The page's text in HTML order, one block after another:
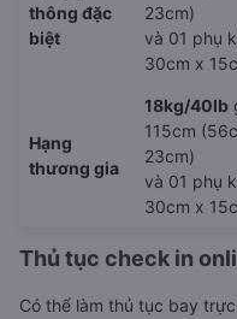
thông đặc
biệt
23cm)
và 01 phụ
30cm x
Hạng
thương gia
18kg/40lb
115cm
23cm)
và 01 phụ
30cm x
Thủ tục check in
Có thể làm thủ tục bay